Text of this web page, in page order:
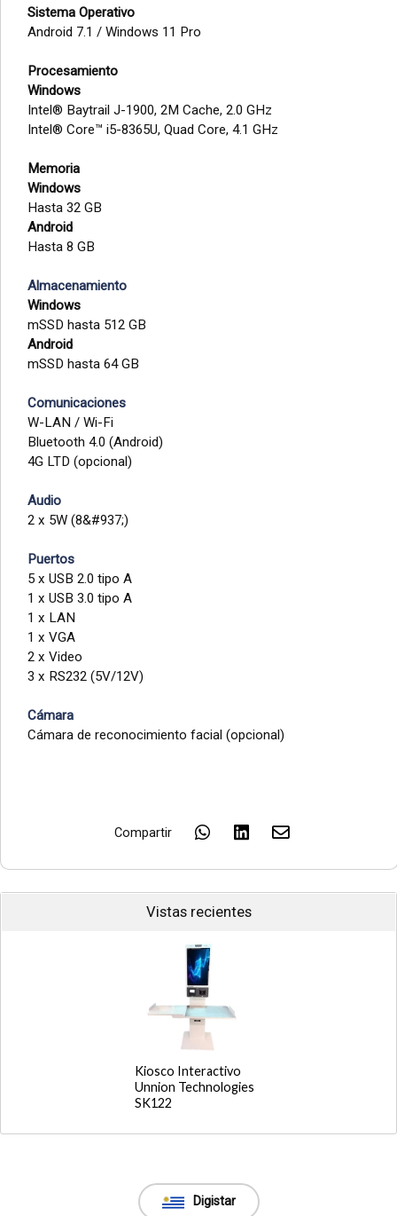
Sistema Operativo
Android 7.1 / Windows 11 Pro
Procesamiento
Windows
Intel® Baytrail J-1900, 2M Cache, 2.0 GHz
Intel® Core™ i5-8365U, Quad Core, 4.1 GHz
Memoria
Windows
Hasta 32 GB
Android
Hasta 8 GB
Almacenamiento
Windows
mSSD hasta 512 GB
Android
mSSD hasta 64 GB
Comunicaciones
W-LAN / Wi-Fi
Bluetooth 4.0 (Android)
4G LTD (opcional)
Audio
2 x 5W (8&#937;)
Puertos
5 x USB 2.0 tipo A
1 x USB 3.0 tipo A
1 x LAN
1 x VGA
2 x Video
3 x RS232 (5V/12V)
Cámara
Cámara de reconocimiento facial (opcional)
Compartir
Vistas recientes
Kiosco Interactivo
Unnion Technologies
SK122
Digistar